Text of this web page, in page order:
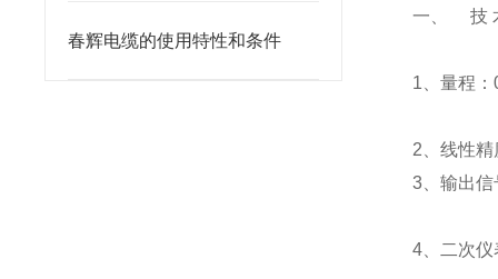
春辉电缆的使用特性和条件
一、 技
1、量程
2、线性
3、输出
4、二次